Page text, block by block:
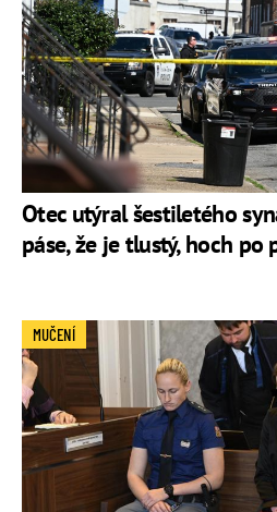
Otec utýral šestiletého
páse, že je tlustý, hoch po
MUČENÍ